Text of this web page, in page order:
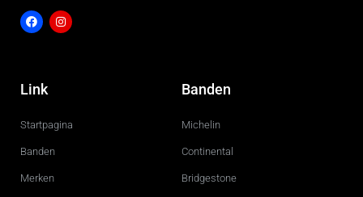
c
e
o
g
r
Link
Startpagina
Banden
Merken
Banden
Michelin
Continental
Bridgestone